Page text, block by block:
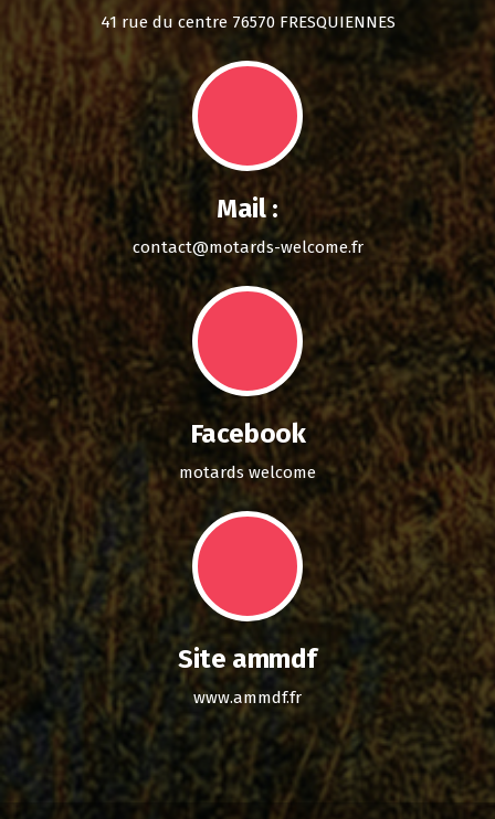
41 rue du centre 76570 FRESQUIENNES
Mail :
contact@motards-welcome.fr
Facebook
motards welcome
Site ammdf
www.ammdf.fr